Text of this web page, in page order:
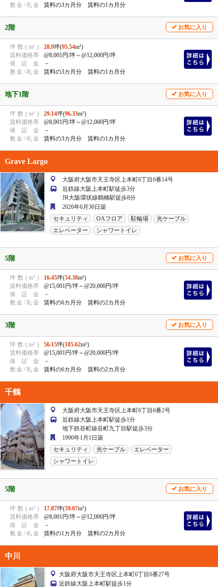
敷 金 /礼金 賃料の3カ月分 賃料の1カ月分
2階 お気に入り
坪 数 ( m² ) 28.9坪(95.54m²)
賃料価格帯 @8,001円/坪～@12,000円/坪
保
証 金
－
敷 金 /礼金 賃料の3カ月分 賃料の1カ月分
地下1階 お気に入り
坪 数 ( m² ) 29.14坪(96.33m²)
賃料価格帯 @8,001円/坪～@12,000円/坪
保
証 金
－
敷 金 /礼金 賃料の3カ月分 賃料の1カ月分
Grave Largo
大阪府大阪市天王寺区上本町6丁目6番14号
近鉄線大阪上本町駅徒歩3分
JR大阪環状線鶴橋駅徒歩8分
2026年6月30日築
セキュリティ
OAフロア 駐輪場
光ケーブル
エレベーター
シャワートイレ
5階 お気に入り
坪 数 ( m² ) 16.45坪(54.38m²)
賃料価格帯 @15,001円/坪～@20,000円/坪
保
証 金
－
敷 金 /礼金 賃料の6カ月分 賃料の2カ月分
3階 お気に入り
坪 数 ( m² ) 56.15坪(185.62m²)
賃料価格帯 @15,001円/坪～@20,000円/坪
保
証 金
－
敷 金 /礼金 賃料の6カ月分 賃料の2カ月分
千鶴
大阪府大阪市天王寺区上本町6丁目6番2号
近鉄線大阪上本町駅徒歩1分
地下鉄谷町線谷町九丁目駅徒歩3分
1990年1月1日築
セキュリティ
光ケーブル
エレベーター
シャワートイレ
5階 お気に入り
坪 数 ( m² ) 17.87坪(59.07m²)
賃料価格帯 @8,001円/坪～@12,000円/坪
保
証 金
－
敷 金 /礼金 賃料の1カ月分 賃料の2カ月分
中川
大阪府大阪市天王寺区上本町6丁目6番27号
近鉄線大阪上本町駅徒歩1分